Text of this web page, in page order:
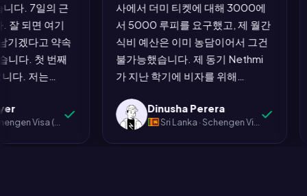
두뇌
요하
문
습니
니
나머지가 이렇게 작동한다면, 아무
도 이에 대해 불평하지 않을 것입니
다."
었습니
습니다. 7일의 근
다. 잘 되면 여기
남기겠다고 약속
습니다. 첫 번째
니다. 저는
주를 보냈고, 뭔가
스스로를 설득했
잘못되지 않았습
Iyer
Visa (Spain)
사에서 더미 티켓에 대해 3000에
서 5000 루피를 요구했고, 제 월간
식비 예산은 이미 농담이어서 그건
불가능했습니다. 제 동기 Nethmi
가 지난 학기에 비자를 위해
시도해 보았습니다. 콜롬보에서 프
랑크푸르트 왕복. 완료. 예약 참조
는 제가 확인했을 때 합법적이었습
Dinusha Perera
Sri Lanka · Schengen Visa (Germany)